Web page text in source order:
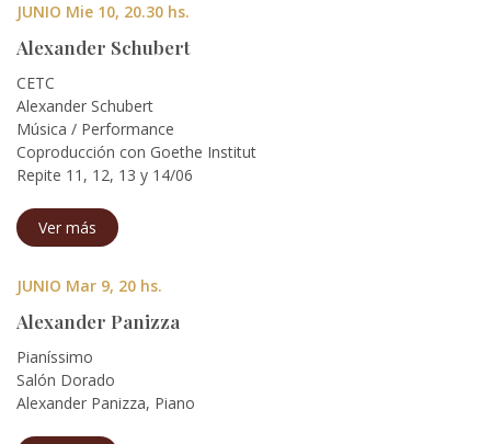
JUNIO Mie 10, 20.30 hs.
Alexander Schubert
CETC
Alexander Schubert
Música / Performance
Coproducción con Goethe Institut
Repite 11, 12, 13 y 14/06
Ver más
JUNIO Mar 9, 20 hs.
Alexander Panizza
Pianíssimo
Salón Dorado
Alexander Panizza, Piano